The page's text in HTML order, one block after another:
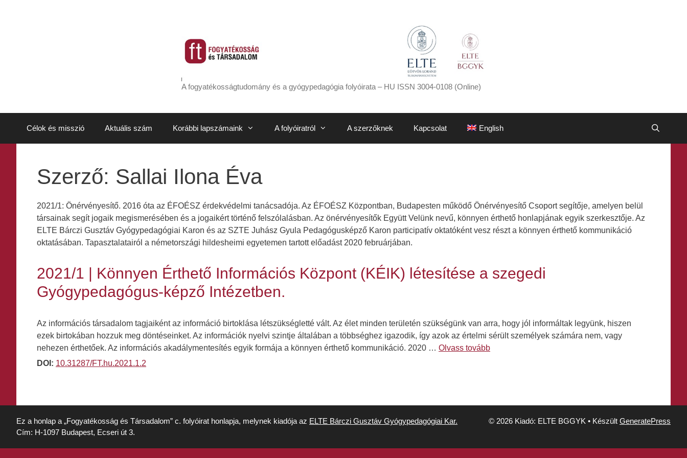
A fogyatékosságtudomány és a gyógypedagógia folyóirata – HU ISSN 3004-0108 (Online)
Célok és misszió Aktuális szám Korábbi lapszámaink A folyóiratról A szerzőknek Kapcsolat English
Szerző: Sallai Ilona Éva
2021/1: Önérvényesítő. 2016 óta az ÉFOÉSZ érdekvédelmi tanácsadója. Az ÉFOÉSZ Központban, Budapesten működő Önérvényesítő Csoport segítője, amelyen belül
társainak segít jogaik megismerésében és a jogaikért történő felszólalásban. Az önérvényesítők Együtt Velünk nevű, könnyen érthető honlapjának egyik szerkesztője. Az
ELTE Bárczi Gusztáv Gyógypedagógiai Karon és az SZTE Juhász Gyula Pedagógusképző Karon participatív oktatóként vesz részt a könnyen érthető kommunikáció
oktatásában. Tapasztalatairól a németországi hildesheimi egyetemen tartott előadást 2020 februárjában.
2021/1 | Könnyen Érthető Információs Központ (KÉIK) létesítése a szegedi
Gyógypedagógus-képző Intézetben.
Az információs társadalom tagjaiként az információ birtoklása létszükségletté vált. Az élet minden területén szükségünk van arra, hogy jól informáltak legyünk, hiszen
ezek birtokában hozzuk meg döntéseinket. Az információk nyelvi szintje általában a többséghez igazodik, így azok az értelmi sérült személyek számára nem, vagy
nehezen érthetőek. Az információs akadálymentesítés egyik formája a könnyen érthető kommunikáció. 2020 … Olvass tovább
DOI: 10.31287/FT.hu.2021.1.2
Ez a honlap a „Fogyatékosság és Társadalom” c. folyóirat honlapja, melynek kiadója az ELTE Bárczi Gusztáv Gyógypedagógiai Kar.
Cím: H-1097 Budapest, Ecseri út 3.
© 2026 Kiadó: ELTE BGGYK • Készült GeneratePress